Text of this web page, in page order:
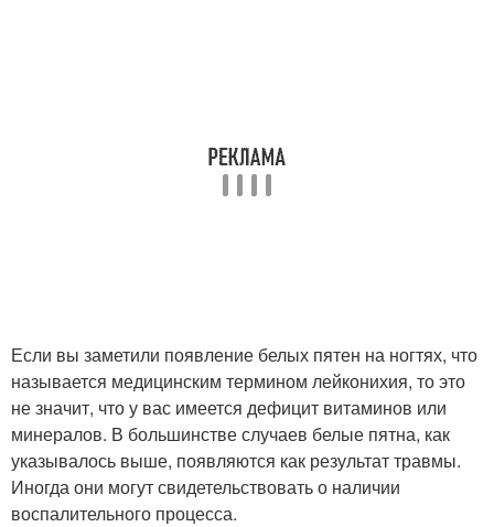
Если вы заметили появление белых пятен на ногтях, что
называется медицинским термином лейконихия, то это
не значит, что у вас имеется дефицит витаминов или
минералов. В большинстве случаев белые пятна, как
указывалось выше, появляются как результат травмы.
Иногда они могут свидетельствовать о наличии
воспалительного процесса.